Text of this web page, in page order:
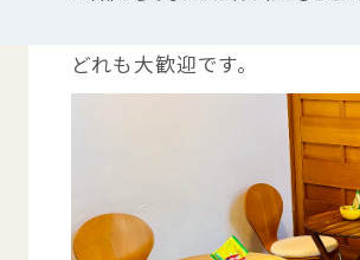
つかいかた サイ
サイト
気 入 り お知
どれも大歓迎です。